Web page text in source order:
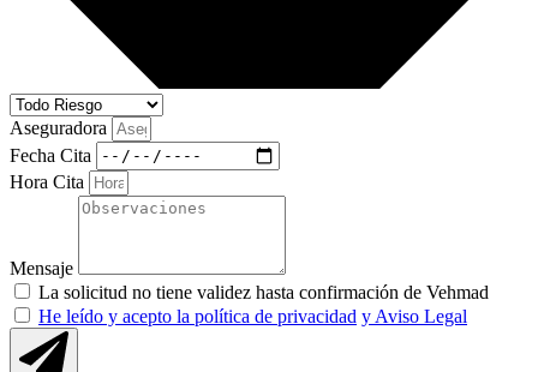
Aseguradora
Fecha Cita
Hora Cita
Mensaje
La solicitud no tiene validez hasta confirmación de Vehmad
He leído y acepto la política de privacidad y Aviso Legal